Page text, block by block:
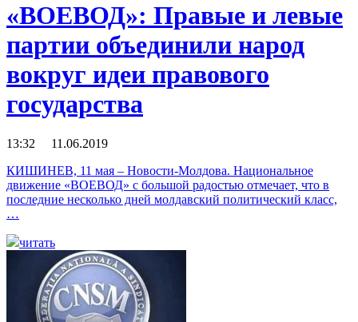
«ВОЕВОД»: Правые и левые
партии объединили народ
вокруг идеи правового
государства
13:32 11.06.2019
КИШИНЕВ, 11 мая – Новости-Молдова. Национальное
движение «ВОЕВОД» с большой радостью отмечает, что в
последние несколько дней молдавский политический класс,
…
читать